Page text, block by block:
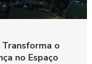
o
no Espaço